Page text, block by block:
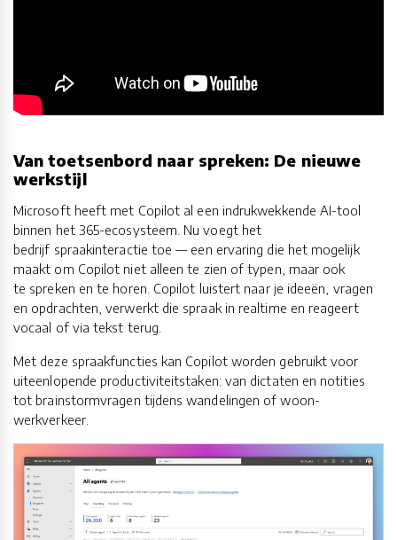
Van toetsenbord naar spreken: De nieuwe
werkstijl
Microsoft heeft met Copilot al een indrukwekkende AI-tool
binnen het 365-ecosysteem. Nu voegt het
bedrijf spraakinteractie toe — een ervaring die het mogelijk
maakt om Copilot niet alleen te zien of typen, maar ook
te spreken en te horen. Copilot luistert naar je ideeën, vragen
en opdrachten, verwerkt die spraak in realtime en reageert
vocaal of via tekst terug.
Met deze spraakfuncties kan Copilot worden gebruikt voor
uiteenlopende productiviteitstaken: van dictaten en notities
tot brainstormvragen tijdens wandelingen of woon-
werkverkeer.